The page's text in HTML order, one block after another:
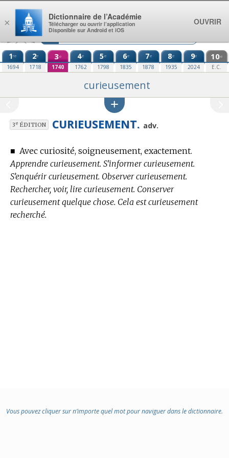
Aller au contenu
1re
1694
2e
1718
3e
1740
4e
1762
5e
1798
6e
1835
7e
1878
8e
1935
9e
2024
10e
E.C.
curieusement
3eÉDITION CURIEUSEMENT. adv.
■ Avec curiosité, soigneusement, exactement.
Apprendre curieusement. S’informer curieusement.
S’enquérir curieusement. Observer curieusement.
Rechercher, voir, lire curieusement. Conserver
curieusement quelque chose. Cela est curieusement
recherché.
Vous pouvez cliquer sur n’importe quel mot pour naviguer dans le dictionnaire.
×
Dictionnaire de l’Académie
Télécharger ou ouvrir l’application
Disponible sur Android et iOS
OUVRIR